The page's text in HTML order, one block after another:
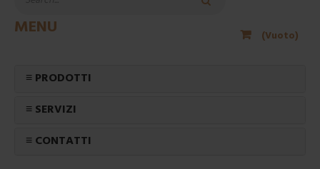
(Vuoto)
MENU
≡ PRODOTTI
≡ SERVIZI
≡ CONTATTI